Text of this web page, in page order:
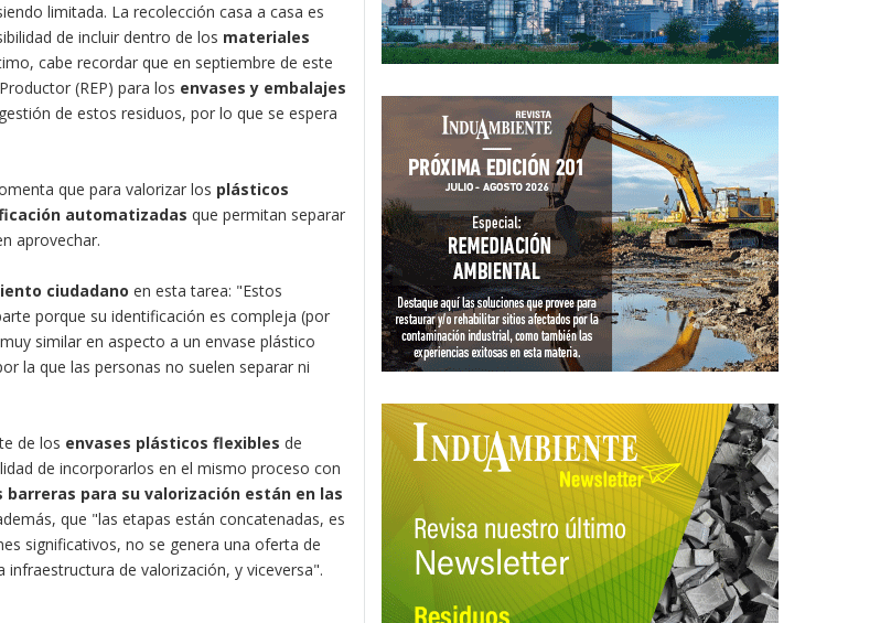
limitada. La recolección casa a casa es
de incluir dentro de los materiales
cabe recordar que en septiembre de este
(REP) para los envases y embalajes
de estos residuos, por lo que se espera
que para valorizar los plásticos
automatizadas que permitan separar
aprovechar.
ciudadano en esta tarea: "Estos
porque su identificación es compleja (por
similar en aspecto a un envase plástico
la que las personas no suelen separar ni
de los envases plásticos flexibles de
de incorporarlos en el mismo proceso con
barreras para su valorización están en las
que "las etapas están concatenadas, es
significativos, no se genera una oferta de
de valorización, y viceversa".